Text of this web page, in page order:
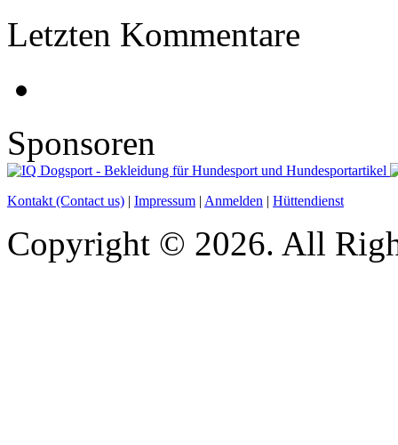
Letzten Kommentare
Sponsoren
Kontakt (Contact us) | Impressum | Anmelden | Hüttendienst
Copyright © 2026. All